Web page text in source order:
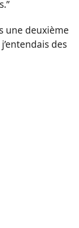
une deuxième
des